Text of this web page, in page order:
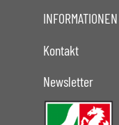
INFORMATIONEN
Kontakt
Newsletter